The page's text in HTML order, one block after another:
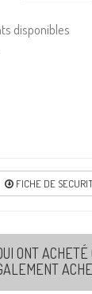
disponibles
FICHE DE
ONT ACHETÉ